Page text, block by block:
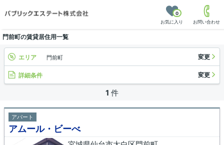
お気に入り
0
お問い合わせ
門前町の賃貸居住用一覧
エリア 門前町 変更
詳細条件 変更
1 件
アパート
アムール・ビーべ